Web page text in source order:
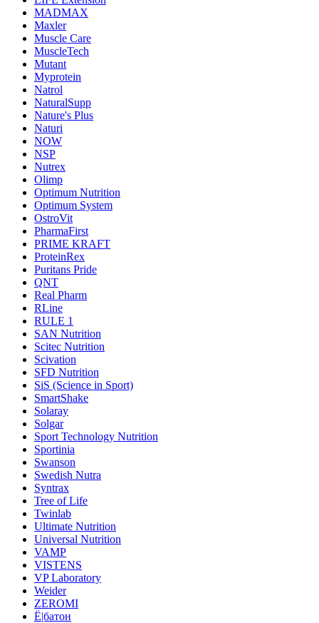
MADMAX
Maxler
Muscle Care
MuscleTech
Mutant
Myprotein
Natrol
NaturalSupp
Nature's Plus
Naturi
NOW
NSP
Nutrex
Olimp
Optimum Nutrition
Optimum System
OstroVit
PharmaFirst
PRIME KRAFT
ProteinRex
Puritans Pride
QNT
Real Pharm
RLine
RULE 1
SAN Nutrition
Scitec Nutrition
Scivation
SFD Nutrition
SiS (Science in Sport)
SmartShake
Solaray
Solgar
Sport Technology Nutrition
Sportinia
Swanson
Swedish Nutra
Syntrax
Tree of Life
Twinlab
Ultimate Nutrition
Universal Nutrition
VAMP
VISTENS
VP Laboratory
Weider
ZEROMI
Ё|батон